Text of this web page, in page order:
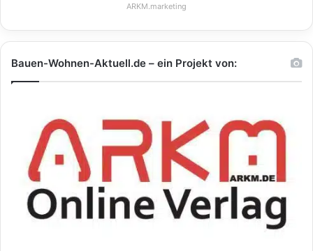
ARKM.marketing
Bauen-Wohnen-Aktuell.de – ein Projekt von: